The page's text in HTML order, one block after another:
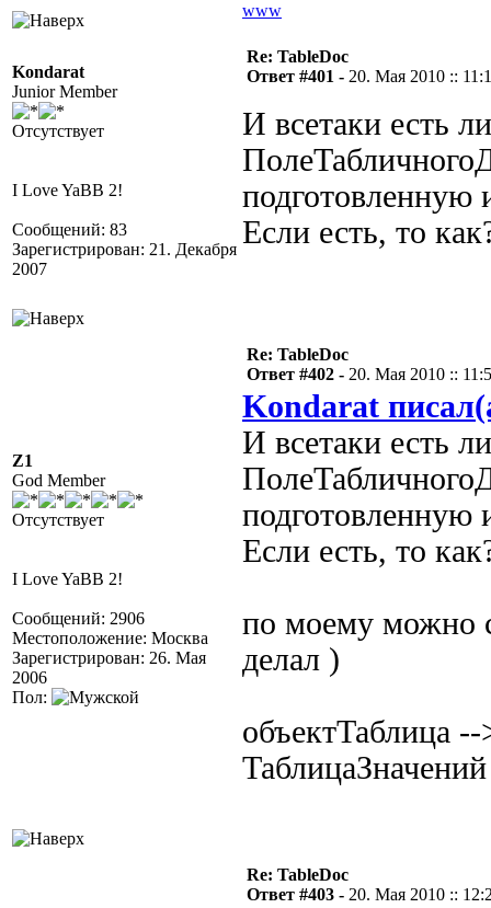
www
Kondarat
Junior Member
Отсутствует
I Love YaBB 2!
Сообщений: 83
Зарегистрирован: 21. Декабря
2007
Re: TableDoc
Ответ #401 - 20. Мая 2010 ::
И всетаки есть
подготовленную
Если есть, то
Z1
God Member
Отсутствует
I Love YaBB 2!
Сообщений: 2906
Местоположение: Москва
Зарегистрирован: 26. Мая
2006
Пол:
Re: TableDoc
Ответ #402 - 20. Мая 2010 ::
Kondarat
И всетаки есть
подготовленную
Если есть, то
по моему можно
делал )
объектТаблица
Re: TableDoc
Ответ #403 - 20. Мая 2010 ::